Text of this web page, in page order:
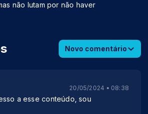
não lutam por não haver
Novo comentário
a esse conteúdo, sou
20/05/2024 • 08:38